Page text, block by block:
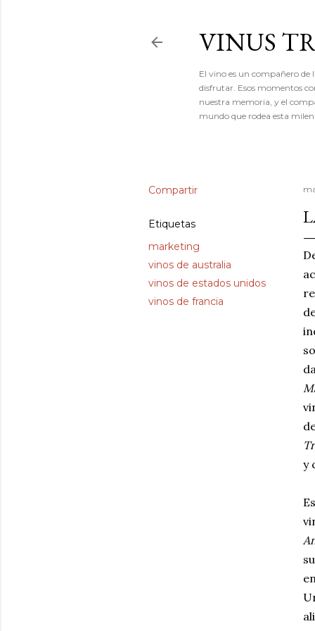
VINUS
El vino es un compañero de
disfrutar. Esos momentos
nuestra memoria, y el
mundo que rodea esta
Compartir
Etiquetas
marketing
vinos de australia
vinos de estados unidos
vinos de francia
y